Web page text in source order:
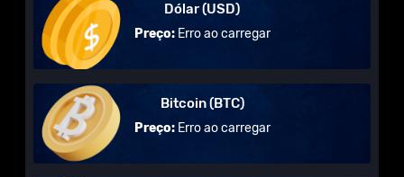
Dólar (USD)
Preço: Erro ao carregar
Bitcoin (BTC)
Preço: Erro ao carregar